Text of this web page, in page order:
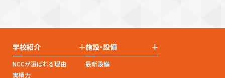
学校紹介 +
NCCが選ばれる理由
実績力
施設・設備 +
最新設備